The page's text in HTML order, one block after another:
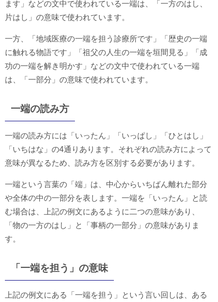
ます」などの文中で使われている一端は、「一方のはし、
片はし」の意味で使われています。
一方、「地域医療の一端を担う診療所です」「歴史の一端
に触れる物語です」「祖父の人生の一端を垣間見る」「成
功の一端を解き明かす」などの文中で使われている一端
は、「一部分」の意味で使われています。
一端の読み方
一端の読み方には「いったん」「いっぱし」「ひとはし」
「いちはな」の4通りあります。それぞれの読み方によって
意味が異なるため、読み方を区別する必要があります。
一端という言葉の「端」は、中心からいちばん離れた部分
や全体の中の一部分を表します。一端を「いったん」と読
む場合は、上記の例文にあるように二つの意味があり、
「物の一方のはし」と「事柄の一部分」の意味がありま
す。
「一端を担う」の意味
上記の例文にある「一端を担う」という言い回しは、ある